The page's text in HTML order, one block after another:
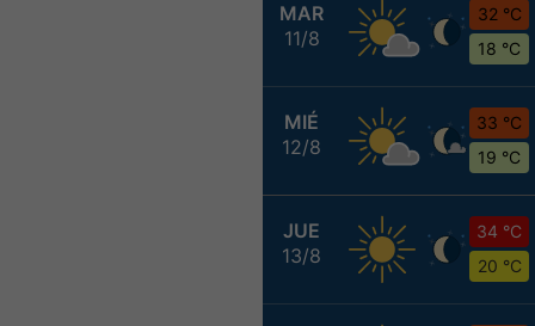
MAR
11/8
32 °C
18 °C
MIÉ
12/8
33 °C
19 °C
JUE
13/8
34 °C
20 °C